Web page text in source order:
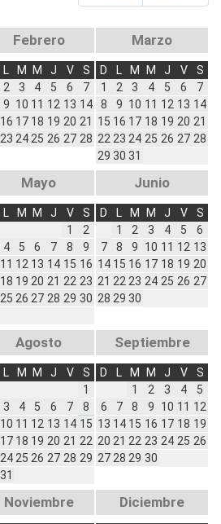
Febrero
L M M J V
S
2 3 4 5 6
7
9 10 11 12 13 14
16 17 18 19 20 21
23 24 25 26 27 28
Marzo
D L M M J V
S
1
2 3 4 5 6
7
8
9 10 11 12 13 14
15 16 17 18 19 20 21
22 23 24 25 26 27 28
29 30 31
Mayo
L M M J V
S
1
2
4 5 6 7 8
9
11 12 13 14 15 16
18 19 20 21 22 23
25 26 27 28 29 30
Junio
D L M M J V
S
1
2 3 4 5
6
7
8 9 10 11 12 13
14 15 16 17 18 19 20
21 22 23 24 25 26 27
28 29 30
Agosto
L M M J V
S
1
3 4 5 6 7
8
10 11 12 13 14 15
17 18 19 20 21 22
24 25 26 27 28 29
31
Septiembre
D L M M J V
S
1
2 3 4
5
6
7 8 9 10 11 12
13 14 15 16 17 18 19
20 21 22 23 24 25 26
27 28 29 30
Noviembre Diciembre